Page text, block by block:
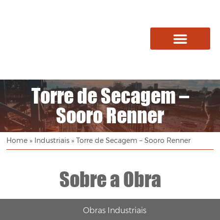
Torre de Secagem –
Sooro Renner
Home » Industriais »Torre de Secagem – Sooro Renner
Sobre a Obra
Obras Industriais